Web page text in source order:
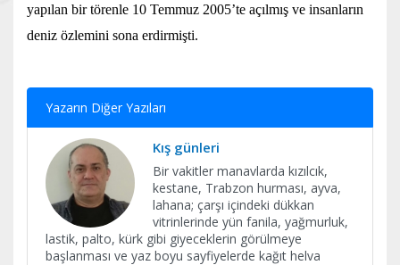
yapılan bir törenle 10 Temmuz 2005’te açılmış ve insanların
deniz özlemini sona erdirmişti.
Yazarın Diğer Yazıları
Kış günleri
Bir vakitler manavlarda kızılcık,
kestane, Trabzon hurması, ayva,
lahana; çarşı içindeki dükkan
vitrinlerinde yün fanila, yağmurluk,
lastik, palto, kürk gibi giyeceklerin görülmeye
başlanması ve yaz boyu sayfiyelerde kağıt helva